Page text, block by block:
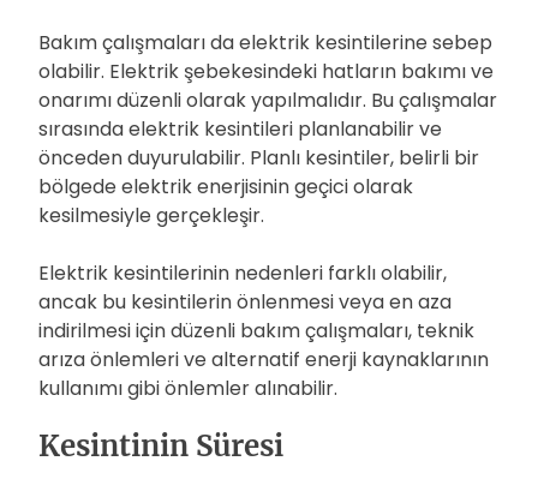
Bakım çalışmaları da elektrik kesintilerine sebep
olabilir. Elektrik şebekesindeki hatların bakımı ve
onarımı düzenli olarak yapılmalıdır. Bu çalışmalar
sırasında elektrik kesintileri planlanabilir ve
önceden duyurulabilir. Planlı kesintiler, belirli bir
bölgede elektrik enerjisinin geçici olarak
kesilmesiyle gerçekleşir.
Elektrik kesintilerinin nedenleri farklı olabilir,
ancak bu kesintilerin önlenmesi veya en aza
indirilmesi için düzenli bakım çalışmaları, teknik
arıza önlemleri ve alternatif enerji kaynaklarının
kullanımı gibi önlemler alınabilir.
Kesintinin Süresi